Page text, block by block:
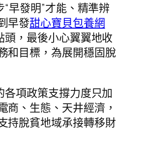
早發明”才能、精準辨
早發甜心寶貝包養網
頭，最後小心翼翼地收
和目標，為展開穩固脫
項政策支撐力度只加
、生態、天井經濟，
持脫貧地域承接轉移財